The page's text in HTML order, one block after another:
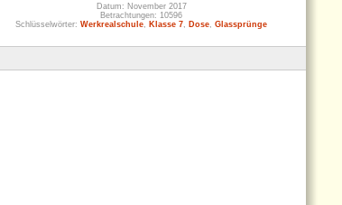
Datum: November 2017
Betrachtungen: 10596
Schlüsselwörter: Werkrealschule Klasse 7 Dose Glassprünge